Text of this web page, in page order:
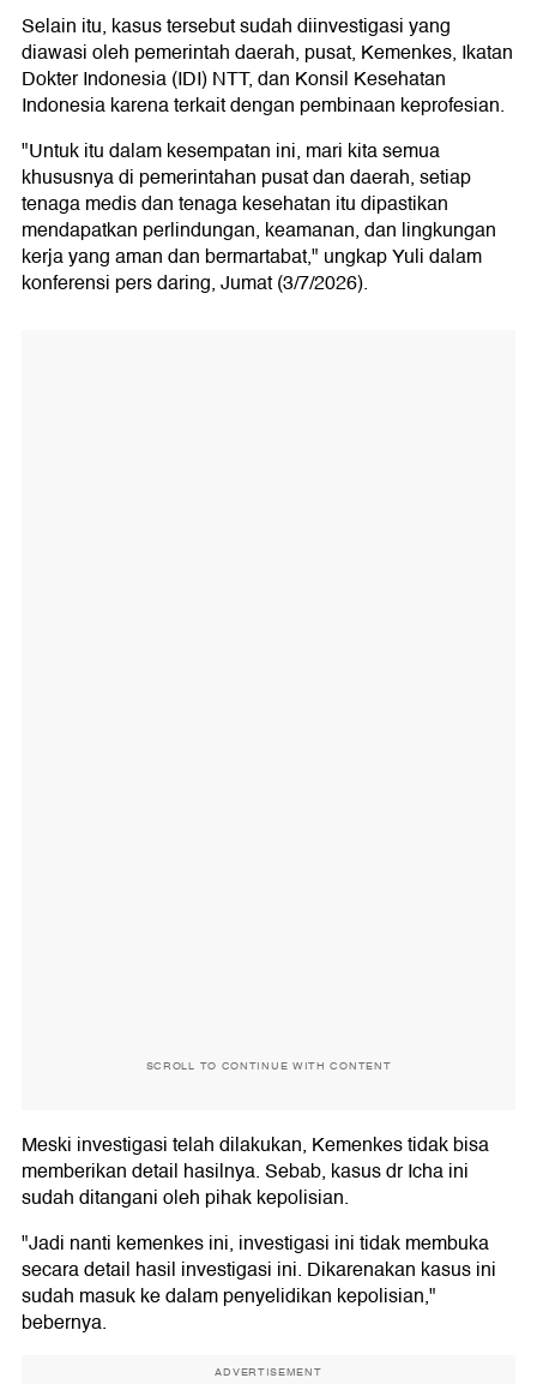
Selain itu, kasus tersebut sudah diinvestigasi yang
diawasi oleh pemerintah daerah, pusat, Kemenkes, Ikatan
Dokter Indonesia (IDI) NTT, dan Konsil Kesehatan
Indonesia karena terkait dengan pembinaan keprofesian.
"Untuk itu dalam kesempatan ini, mari kita semua
khususnya di pemerintahan pusat dan daerah, setiap
tenaga medis dan tenaga kesehatan itu dipastikan
mendapatkan perlindungan, keamanan, dan lingkungan
kerja yang aman dan bermartabat," ungkap Yuli dalam
konferensi pers daring, Jumat (3/7/2026).
SCROLL TO CONTINUE WITH CONTENT
Meski investigasi telah dilakukan, Kemenkes tidak bisa
memberikan detail hasilnya. Sebab, kasus dr Icha ini
sudah ditangani oleh pihak kepolisian.
"Jadi nanti kemenkes ini, investigasi ini tidak membuka
secara detail hasil investigasi ini. Dikarenakan kasus ini
sudah masuk ke dalam penyelidikan kepolisian,"
bebernya.
ADVERTISEMENT